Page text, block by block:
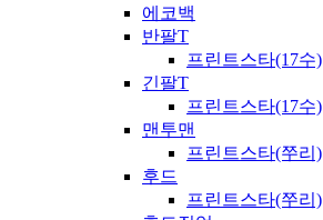
에코백
반팔T
프린트스타(17수)
긴팔T
프린트스타(17수)
맨투맨
프린트스타(쭈리)
후드
프린트스타(쭈리)